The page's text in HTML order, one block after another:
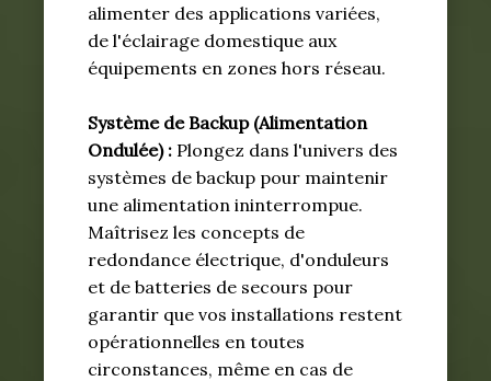
alimenter des applications variées,
de l'éclairage domestique aux
équipements en zones hors réseau.
Système de Backup (Alimentation
Ondulée) :Plongez dans l'univers des
systèmes de backup pour maintenir
une alimentation ininterrompue.
Maîtrisez les concepts de
redondance électrique, d'onduleurs
et de batteries de secours pour
garantir que vos installations restent
opérationnelles en toutes
circonstances, même en cas de